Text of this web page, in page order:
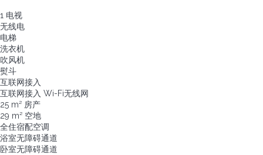
1 电视
无线电
电梯
洗衣机
吹风机
熨斗
互联网接入
互联网接入 Wi-Fi无线网
25 m² 房产
29 m² 空地
全住宿配空调
浴室无障碍通道
卧室无障碍通道